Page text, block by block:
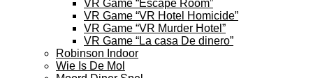
VR Game “Escape Room”
VR Game “VR Hotel Homicide”
VR Game “VR Murder Hotel”
VR Game “La casa De dinero”
Robinson Indoor
Wie Is De Mol